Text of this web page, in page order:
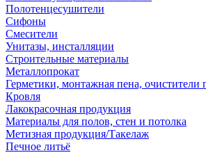
Полотенцесушители
Сифоны
Смесители
Унитазы, инсталляции
Строительные материалы
Металлопрокат
Герметики, монтажная пена, очистители
Кровля
Лакокрасочная продукция
Материалы для полов, стен и потолка
Метизная продукция/Такелаж
Печное литьё